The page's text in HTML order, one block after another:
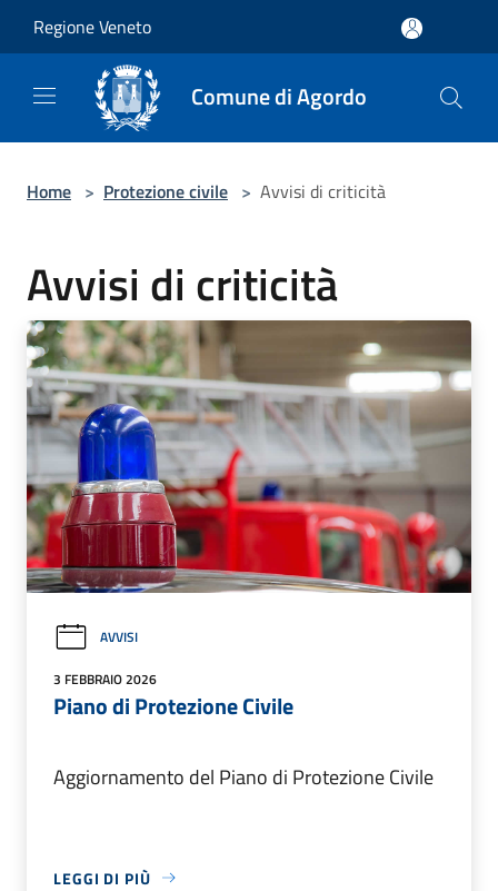
Regione Veneto
Comune di Agordo
Home > Protezione civile > Avvisi di criticità
Avvisi di criticità
AVVISI
3 FEBBRAIO 2026
Piano di Protezione Civile
Aggiornamento del Piano di Protezione Civile
LEGGI DI PIÙ